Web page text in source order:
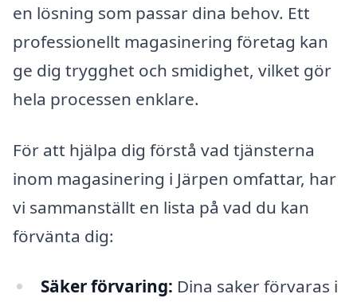
en lösning som passar dina behov. Ett
professionellt magasinering företag kan
ge dig trygghet och smidighet, vilket gör
hela processen enklare.
För att hjälpa dig förstå vad tjänsterna
inom magasinering i Järpen omfattar, har
vi sammanställt en lista på vad du kan
förvänta dig:
Säker förvaring: Dina saker förvaras i